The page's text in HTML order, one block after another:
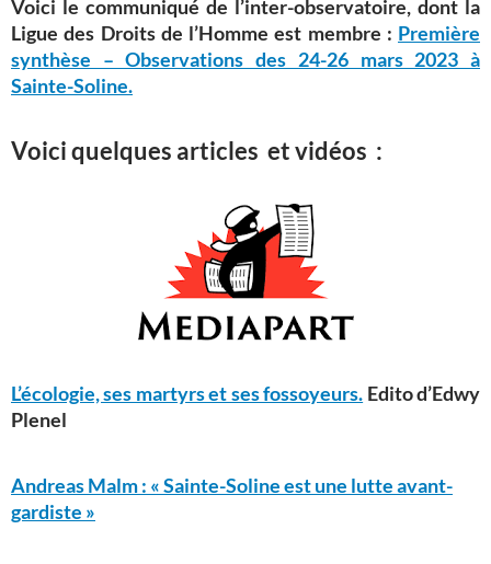
Voici le communiqué de l’inter-observatoire, dont la
Ligue des Droits de l’Homme est membre : Première
synthèse – Observations des 24-26 mars 2023 à
Sainte-Soline.
Voici quelques articles et vidéos :
L’écologie, ses martyrs et ses fossoyeurs. Edito d’Edwy
Plenel
Andreas Malm : « Sainte-Soline est une lutte avant-
gardiste »